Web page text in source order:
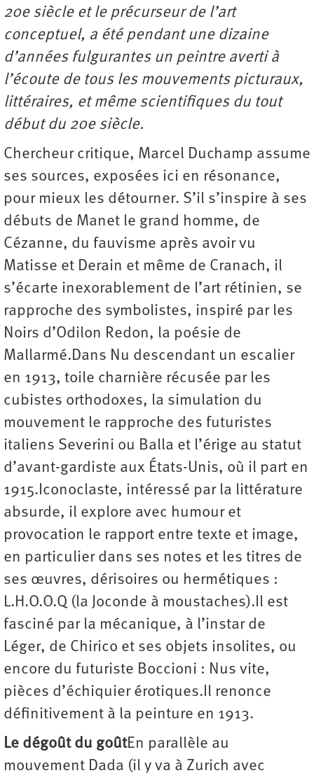
20e siècle et le précurseur de l’art
conceptuel, a été pendant une dizaine
d’années fulgurantes un peintre averti à
l’écoute de tous les mouvements picturaux,
littéraires, et même scientifiques du tout
début du 20e siècle.
Chercheur critique, Marcel Duchamp assume
ses sources, exposées ici en résonance,
pour mieux les détourner. S’il s’inspire à ses
débuts de Manet le grand homme, de
Cézanne, du fauvisme après avoir vu
Matisse et Derain et même de Cranach, il
s’écarte inexorablement de l’art rétinien, se
rapproche des symbolistes, inspiré par les
Noirs d’Odilon Redon, la poésie de
Mallarmé.Dans Nu descendant un escalier
en 1913, toile charnière récusée par les
cubistes orthodoxes, la simulation du
mouvement le rapproche des futuristes
italiens Severini ou Balla et l’érige au statut
d’avant-gardiste aux États-Unis, où il part en
1915.Iconoclaste, intéressé par la littérature
absurde, il explore avec humour et
provocation le rapport entre texte et image,
en particulier dans ses notes et les titres de
ses œuvres, dérisoires ou hermétiques :
L.H.O.O.Q (la Joconde à moustaches).Il est
fasciné par la mécanique, à l’instar de
Léger, de Chirico et ses objets insolites, ou
encore du futuriste Boccioni : Nus vite,
pièces d’échiquier érotiques.Il renonce
définitivement à la peinture en 1913.
Le dégoût du goûtEn parallèle au
mouvement Dada (il y va à Zurich avec